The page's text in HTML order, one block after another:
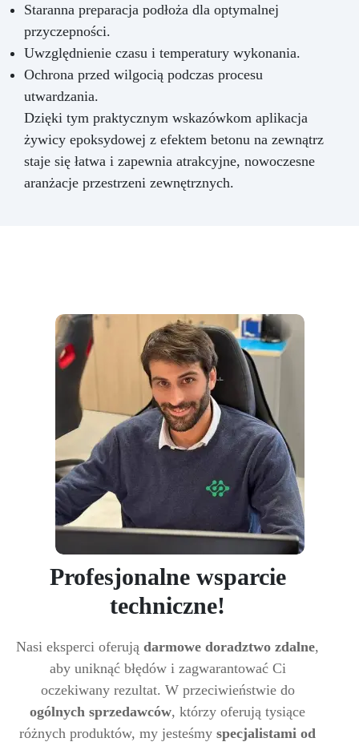
Staranna preparacja podłoża dla optymalnej
przyczepności.
Uwzględnienie czasu i temperatury wykonania.
Ochrona przed wilgocią podczas procesu
utwardzania.
Dzięki tym praktycznym wskazówkom aplikacja
żywicy epoksydowej z efektem betonu na zewnątrz
staje się łatwa i zapewnia atrakcyjne, nowoczesne
aranżacje przestrzeni zewnętrznych.
Profesjonalne wsparcie
techniczne!
Nasi eksperci oferują darmowe doradztwo zdalne,
aby uniknąć błędów i zagwarantować Ci
oczekiwany rezultat. W przeciwieństwie do
ogólnych sprzedawców, którzy oferują tysiące
różnych produktów, my jesteśmy specjalistami od